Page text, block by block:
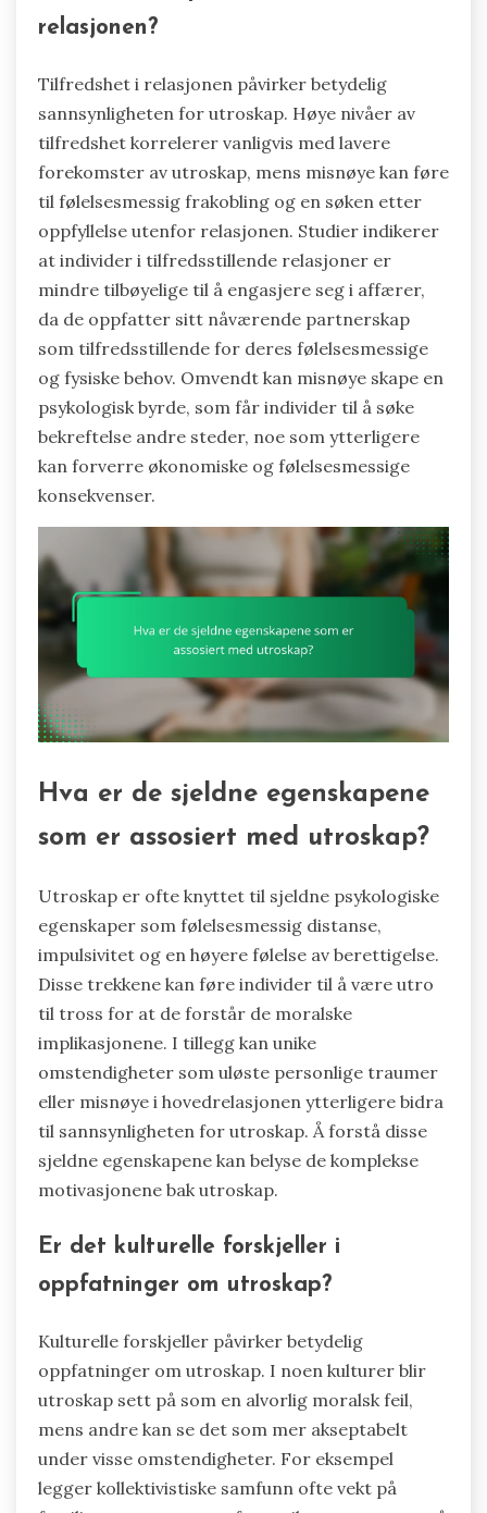
relasjonen?
Tilfredshet i relasjonen påvirker betydelig
sannsynligheten for utroskap. Høye nivåer av
tilfredshet korrelerer vanligvis med lavere
forekomster av utroskap, mens misnøye kan føre
til følelsesmessig frakobling og en søken etter
oppfyllelse utenfor relasjonen. Studier indikerer
at individer i tilfredsstillende relasjoner er
mindre tilbøyelige til å engasjere seg i affærer,
da de oppfatter sitt nåværende partnerskap
som tilfredsstillende for deres følelsesmessige
og fysiske behov. Omvendt kan misnøye skape en
psykologisk byrde, som får individer til å søke
bekreftelse andre steder, noe som ytterligere
kan forverre økonomiske og følelsesmessige
konsekvenser.
Hva er de sjeldne egenskapene
som er assosiert med utroskap?
Utroskap er ofte knyttet til sjeldne psykologiske
egenskaper som følelsesmessig distanse,
impulsivitet og en høyere følelse av berettigelse.
Disse trekkene kan føre individer til å være utro
til tross for at de forstår de moralske
implikasjonene. I tillegg kan unike
omstendigheter som uløste personlige traumer
eller misnøye i hovedrelasjonen ytterligere bidra
til sannsynligheten for utroskap. Å forstå disse
sjeldne egenskapene kan belyse de komplekse
motivasjonene bak utroskap.
Er det kulturelle forskjeller i
oppfatninger om utroskap?
Kulturelle forskjeller påvirker betydelig
oppfatninger om utroskap. I noen kulturer blir
utroskap sett på som en alvorlig moralsk feil,
mens andre kan se det som mer akseptabelt
under visse omstendigheter. For eksempel
legger kollektivistiske samfunn ofte vekt på